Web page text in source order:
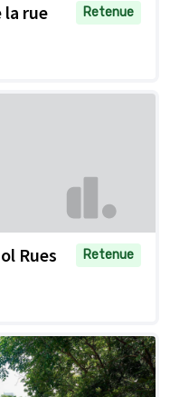
rue
Retenue
Rues
Retenue